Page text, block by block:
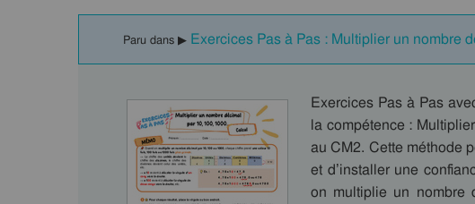
Paru dans ▶ Exercices Pas à Pas : Multiplier un nombre
Exercices Pas à Pas
la compétence :
au CM2. Cette méthode
et d’installer une
on multiplie un nombre